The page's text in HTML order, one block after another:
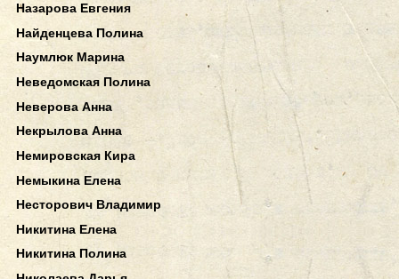
Назарова Евгения
Найденцева Полина
Наумлюк Марина
Неведомская Полина
Неверова Анна
Некрылова Анна
Немировская Кира
Немыкина Елена
Несторович Владимир
Никитина Елена
Никитина Полина